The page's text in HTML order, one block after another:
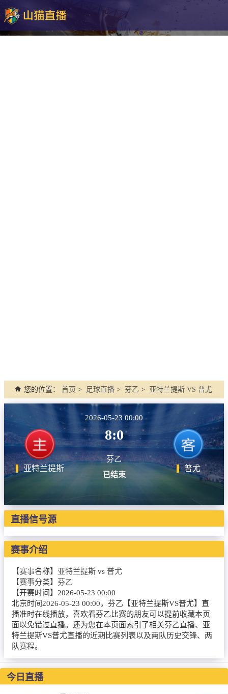
您的位置： 首页 > 足球直播 > 芬乙 > 亚特兰提斯 VS 普尤
亚特兰提斯
2026-05-23 00:00
8:0
芬乙
已结束
普尤
直播信号源
赛事介绍
【赛事名称】 亚特兰提斯 vs 普尤
【赛事分类】 芬乙
【开赛时间】 2026-05-23 00:00
北京时间2026-05-23 00:00，芬乙【亚特兰提斯VS普尤】直
播准时在线播放，喜欢看芬乙比赛的朋友可以提前收藏本页
面以免错过直播。还为您在本页面索引了相关芬乙直播、亚
特兰提斯VS普尤直播的近期比赛列表以及两队历史交锋、两
队赛程。
今日直播